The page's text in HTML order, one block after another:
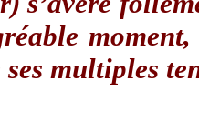
ses multiples